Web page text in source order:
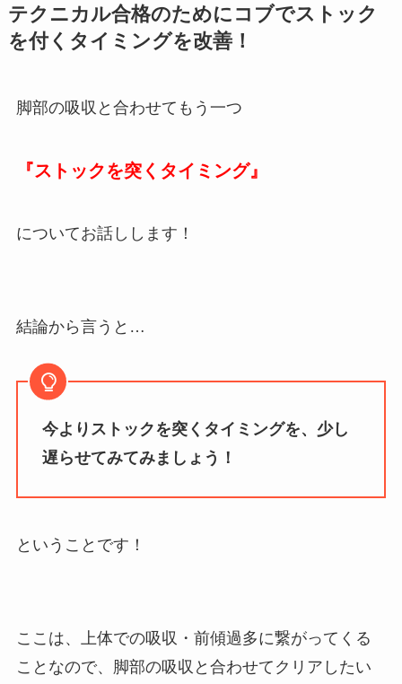
テクニカル合格のためにコブでストック
を付くタイミングを改善！
脚部の吸収と合わせてもう一つ
『ストックを突くタイミング』
についてお話しします！
結論から言うと…
今よりストックを突くタイミングを、少し
遅らせてみてみましょう！
ということです！
ここは、上体での吸収・前傾過多に繋がってくる
ことなので、脚部の吸収と合わせてクリアしたい